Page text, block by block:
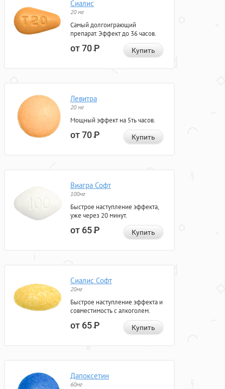
Сиалис
20 мг
Самый долгоиграющий
препарат. Эффект до 36 часов.
от 70Р Купить
Левитра
20 мг
Мощный эффект на 5ть часов.
от 70Р Купить
Виагра Софт
100мг
Быстрое наступление эффекта,
уже через 20 минут.
от 65Р Купить
Сиалис Софт
20мг
Быстрое наступление эффекта и
совместимость с алкоголем.
от 65Р Купить
Дапоксетин
60мг